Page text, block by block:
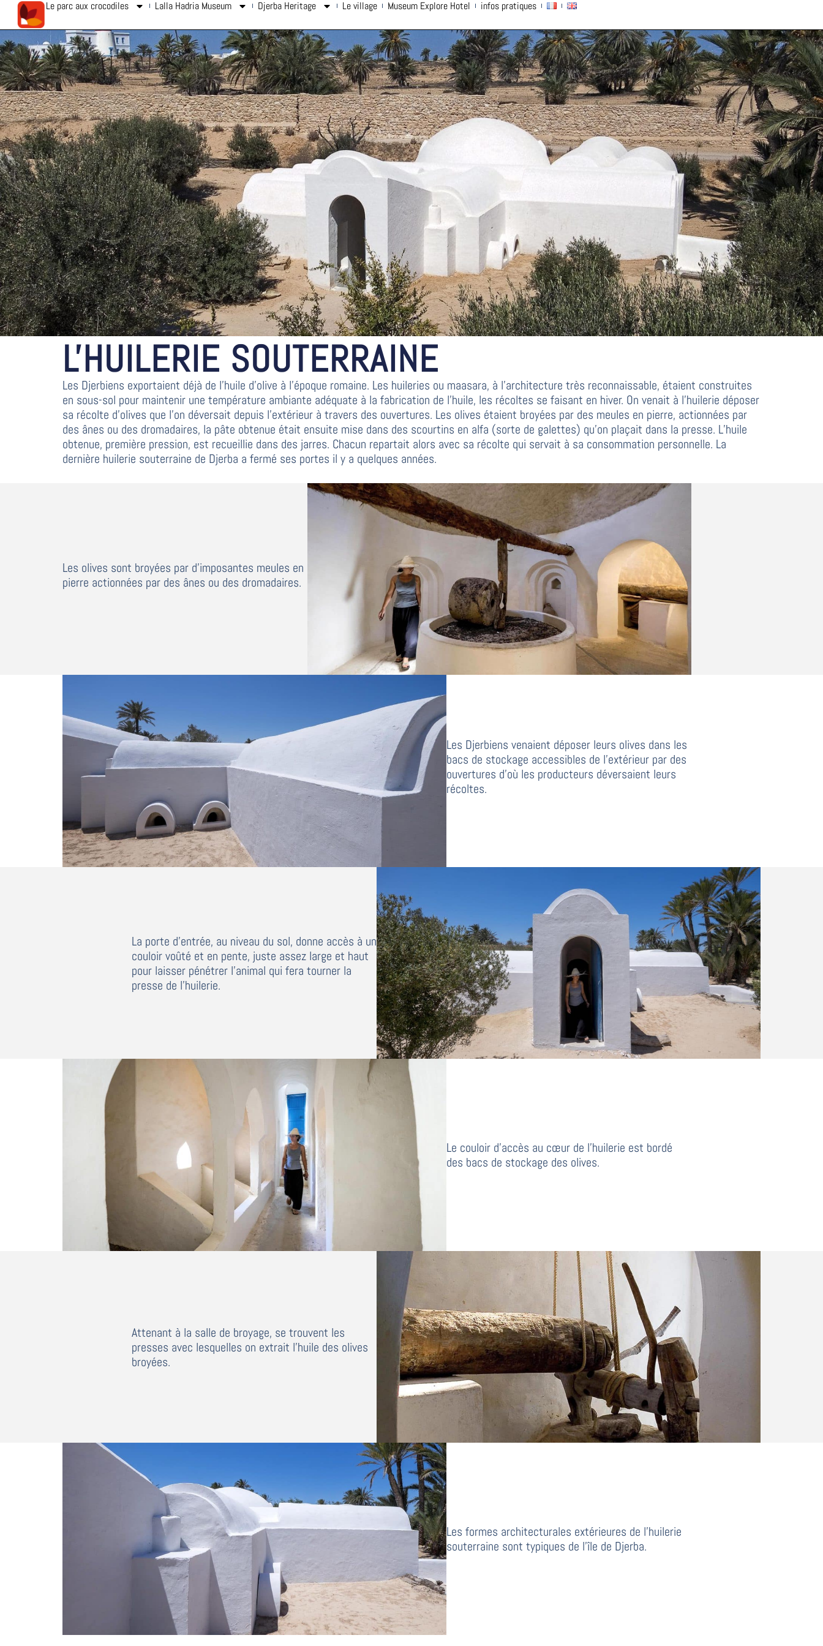
Le parc aux crocodiles Lalla Hadria Museum Djerba Heritage Le village Museum Explore Hotel infos pratiques
L'HUILERIE SOUTERRAINE
Les Djerbiens exportaient déjà de l’huile d’olive à l’époque romaine. Les huileries ou maasara, à l’architecture très reconnaissable, étaient construites
en sous-sol pour maintenir une température ambiante adéquate à la fabrication de l’huile, les récoltes se faisant en hiver. On venait à l’huilerie déposer
sa récolte d’olives que l’on déversait depuis l’extérieur à travers des ouvertures. Les olives étaient broyées par des meules en pierre, actionnées par
des ânes ou des dromadaires, la pâte obtenue était ensuite mise dans des scourtins en alfa (sorte de galettes) qu’on plaçait dans la presse. L’huile
obtenue, première pression, est recueillie dans des jarres. Chacun repartait alors avec sa récolte qui servait à sa consommation personnelle. La
dernière huilerie souterraine de Djerba a fermé ses portes il y a quelques années.
Les olives sont broyées par d’imposantes meules en
pierre actionnées par des ânes ou des dromadaires.
Les Djerbiens venaient déposer leurs olives dans les
bacs de stockage accessibles de l’extérieur par des
ouvertures d’où les producteurs déversaient leurs
récoltes.
La porte d’entrée, au niveau du sol, donne accès à un
couloir voûté et en pente, juste assez large et haut
pour laisser pénétrer l’animal qui fera tourner la
presse de l’huilerie.
Le couloir d’accès au cœur de l’huilerie est bordé
des bacs de stockage des olives.
Attenant à la salle de broyage, se trouvent les
presses avec lesquelles on extrait l’huile des olives
broyées.
Les formes architecturales extérieures de l’huilerie
souterraine sont typiques de l’île de Djerba.